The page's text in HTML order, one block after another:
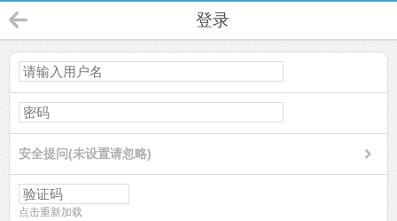
登录
安全提问(未设置请忽略)
点击重新加载